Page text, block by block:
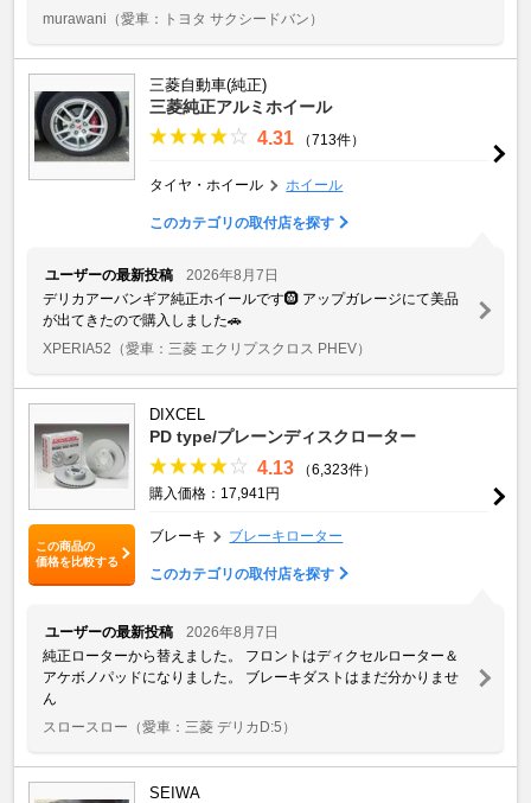
murawani （愛車：トヨタ サクシードバン）
三菱自動車(純正)
三菱純正アルミホイール
4.31 （713件）
タイヤ・ホイール ホイール
このカテゴリの取付店を探す
ユーザーの最新投稿
2026年8月7日
デリカアーバンギア純正ホイールです🛞 アップガレージにて美品
が出てきたので購入しました🚗
XPERIA52 （愛車：三菱 エクリプスクロス PHEV）
この商品の
価格を比較する
DIXCEL
PD type/プレーンディスクローター
4.13
（6,323件）
購入価格：17,941円
ブレーキ ブレーキローター
このカテゴリの取付店を探す
ユーザーの最新投稿
2026年8月7日
純正ローターから替えました。 フロントはディクセルローター＆
アケボノパッドになりました。 ブレーキダストはまだ分かりませ
ん
スロースロー （愛車：三菱 デリカD:5）
SEIWA